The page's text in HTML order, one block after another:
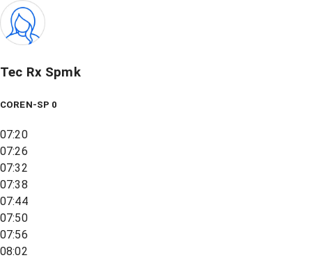
Tec Rx Spmk
COREN-SP 0
07:20
07:26
07:32
07:38
07:44
07:50
07:56
08:02